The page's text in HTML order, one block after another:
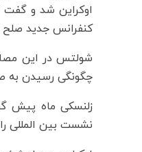
اوکراین شد و گفت
کنفرانس جدید صلح
چگونگی رسیدن به
زلنسکی ماه پیش
نشست بین المللی